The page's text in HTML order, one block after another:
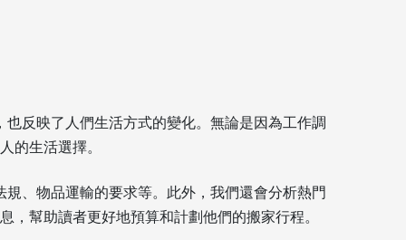
反映了人們生活方式的變化。無論是因為工作調
的生活選擇。
、物品運輸的要求等。此外，我們還會分析熱門
幫助讀者更好地預算和計劃他們的搬家行程。